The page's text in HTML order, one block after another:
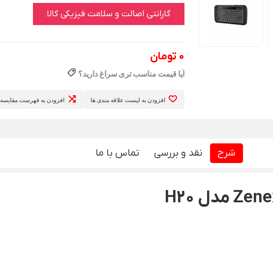
گارانتی اصالت و سلامت فیزیکی کالا
0 تومان
افزودن به لیست علاقه مندی ها افزودن به فهرست مقایسه
شرح نقد و بررسی تماس با ما